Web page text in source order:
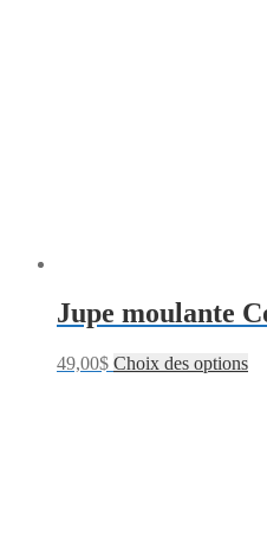
Jupe moulante
49,00$ Choix des options